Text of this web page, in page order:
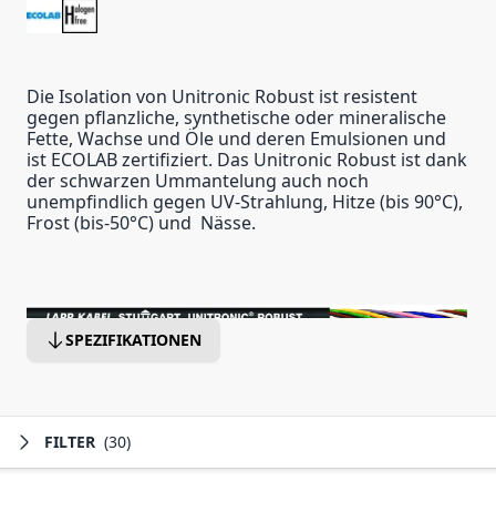
Die Isolation von Unitronic Robust ist resistent
gegen pflanzliche, synthetische oder mineralische
Fette, Wachse und Öle und deren Emulsionen und
ist ECOLAB zertifiziert. Das Unitronic Robust ist dank
der schwarzen Ummantelung auch noch
unempfindlich gegen UV-Strahlung, Hitze (bis 90°C),
Frost (bis-50°C) und Nässe.
SPEZIFIKATIONEN
FILTER (30)